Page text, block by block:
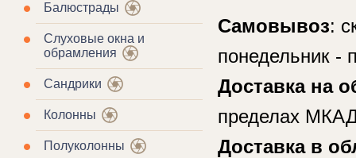
Балюстрады
Слуховые окна и
обрамления
Сандрики
Колонны
Полуколонны
Самовывоз:
понедельник -
Доставка на
пределах
Доставка в